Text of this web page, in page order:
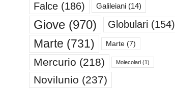
Falce(186) Galileiani(14)
Giove(970) Globulari (154)
Marte (731) Marte(7)
Mercurio (218) Molecolari(1)
Novilunio (237)